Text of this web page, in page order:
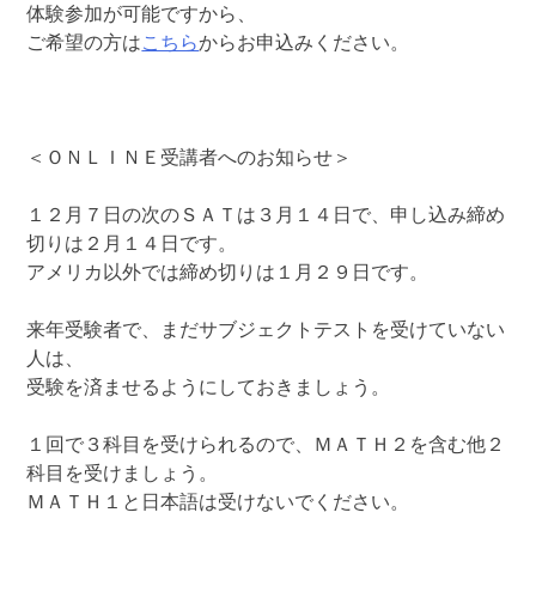
体験参加が可能ですから、
ご希望の方はこちらからお申込みください。
＜ＯＮＬＩＮＥ受講者へのお知らせ＞
１２月７日の次のＳＡＴは３月１４日で、申し込み締め
切りは２月１４日です。
アメリカ以外では締め切りは１月２９日です。
来年受験者で、まだサブジェクトテストを受けていない
人は、
受験を済ませるようにしておきましょう。
１回で３科目を受けられるので、ＭＡＴＨ２を含む他２
科目を受けましょう。
ＭＡＴＨ１と日本語は受けないでください。